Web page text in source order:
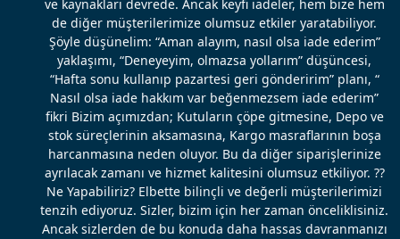
ve kaynakları devrede. Ancak keyfi iadeler, hem bize hem
de diğer müşterilerimize olumsuz etkiler yaratabiliyor.
Şöyle düşünelim: “Aman alayım, nasıl olsa iade ederim”
yaklaşımı, “Deneyeyim, olmazsa yollarım” düşüncesi,
“Hafta sonu kullanıp pazartesi geri gönderirim” planı, “
Nasıl olsa iade hakkım var beğenmezsem iade ederim”
fikri Bizim açımızdan; Kutuların çöpe gitmesine, Depo ve
stok süreçlerinin aksamasına, Kargo masraflarının boşa
harcanmasına neden oluyor. Bu da diğer siparişlerinize
ayrılacak zamanı ve hizmet kalitesini olumsuz etkiliyor. ??
Ne Yapabiliriz? Elbette bilinçli ve değerli müşterilerimizi
tenzih ediyoruz. Sizler, bizim için her zaman önceliklisiniz.
Ancak sizlerden de bu konuda daha hassas davranmanızı